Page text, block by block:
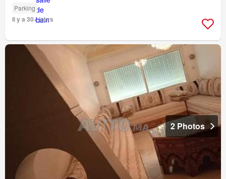
Parking
Il y a 30+ jours
2 Photos